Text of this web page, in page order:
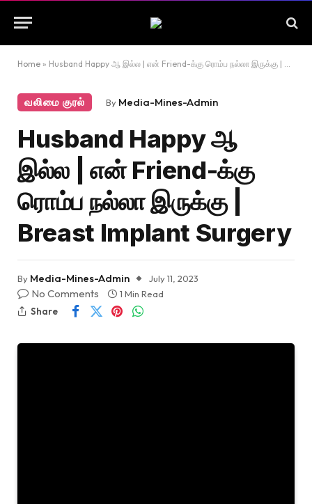
Home » Husband Happy ஆ இல்ல | என் Friend-க்கு ரொம்ப நல்லா இருக்கு | Breast Implant Surgery
வலிமை குரல் By Media-Mines-Admin
Husband Happy ஆ
இல்ல | என் Friend-க்கு
ரொம்ப நல்லா இருக்கு |
Breast Implant Surgery
By Media-Mines-Admin July 11, 2023
No Comments
1 Min Read
Share